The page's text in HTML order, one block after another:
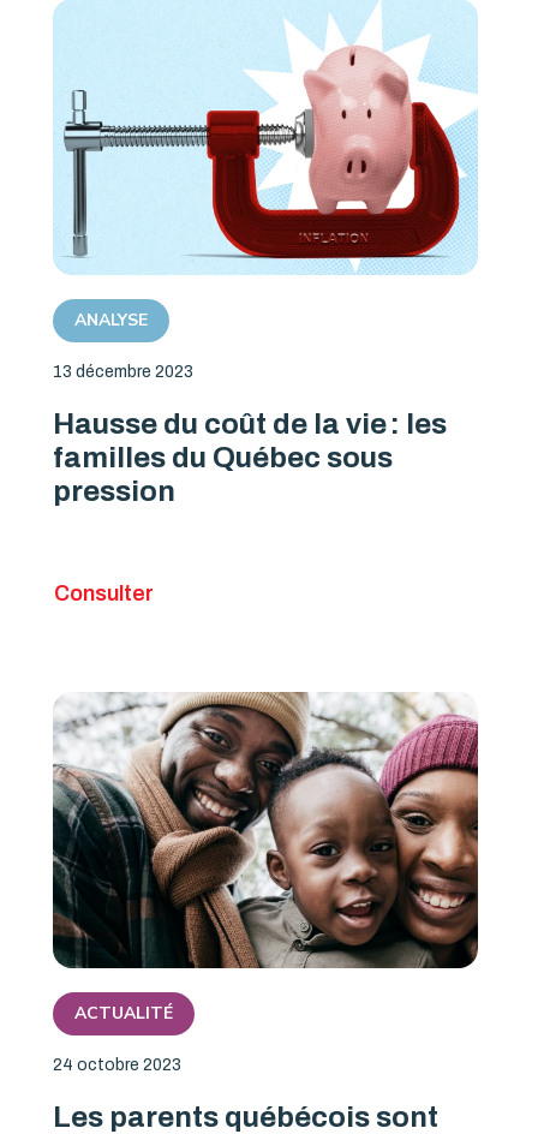
ANALYSE
13 décembre 2023
Hausse du coût de la vie : les
familles du Québec sous
pression
Consulter
ACTUALITÉ
24 octobre 2023
Les parents québécois sont